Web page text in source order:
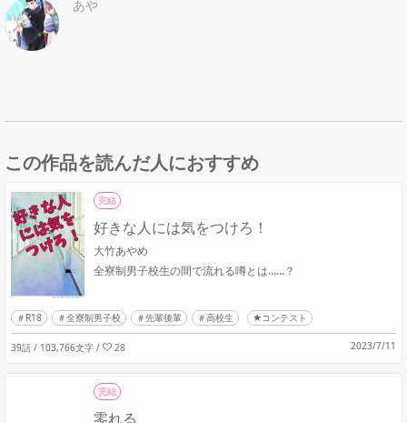
あや
この作品を読んだ人におすすめ
完結
好きな人には気をつけろ！
大竹あやめ
全寮制男子校生の間で流れる噂とは……？
R18 全寮制男子校 先輩後輩 高校生 ★コンテスト
39話 / 103,766文字 / 28 2023/7/11
完結
零れる